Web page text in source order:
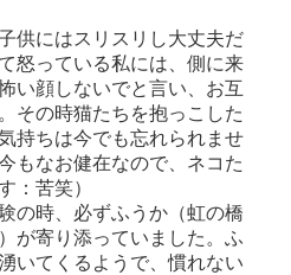
供にはスリスリし大丈夫だ
怒っている私には、側に来
い顔しないでと言い、お互
その時猫たちを抱っこした
持ちは今でも忘れられませ
もなお健在なので、ネコた
：苦笑）
の時、必ずふうか（虹の橋
が寄り添っていました。ふ
いてくるようで、慣れない